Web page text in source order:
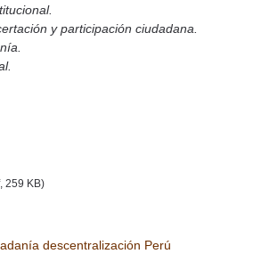
y participación ciudadana.
259 KB)
descentralización Perú